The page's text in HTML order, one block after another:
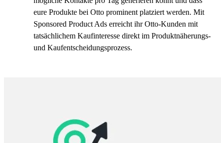
eure Produkte bei Otto prominent platziert werden. Mit
Sponsored Product Ads erreicht ihr Otto-Kunden mit
tatsächlichem Kaufinteresse direkt im Produktnäherungs-
und Kaufentscheidungsprozess.